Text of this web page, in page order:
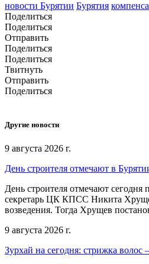
новости Бурятии Бурятия
Поделиться
Поделиться
Отправить
Поделиться
Поделиться
Твитнуть
Отправить
Поделиться
Другие новости
9 августа 2026 г.
День строителя отмечают в
День строителя отмечают сегодня
секретарь ЦК КПСС Никита
возведения. Тогда Хрущев
9 августа 2026 г.
Зурхай на сегодня: стрижка волос